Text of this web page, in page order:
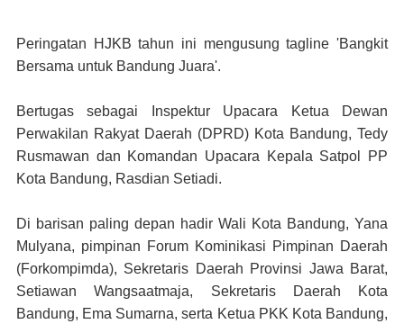
Peringatan HJKB tahun ini mengusung tagline 'Bangkit
Bersama untuk Bandung Juara'.
Bertugas sebagai Inspektur Upacara Ketua Dewan
Perwakilan Rakyat Daerah (DPRD) Kota Bandung, Tedy
Rusmawan dan Komandan Upacara Kepala Satpol PP
Kota Bandung, Rasdian Setiadi.
Di barisan paling depan hadir Wali Kota Bandung, Yana
Mulyana, pimpinan Forum Kominikasi Pimpinan Daerah
(Forkompimda), Sekretaris Daerah Provinsi Jawa Barat,
Setiawan Wangsaatmaja, Sekretaris Daerah Kota
Bandung, Ema Sumarna, serta Ketua PKK Kota Bandung,